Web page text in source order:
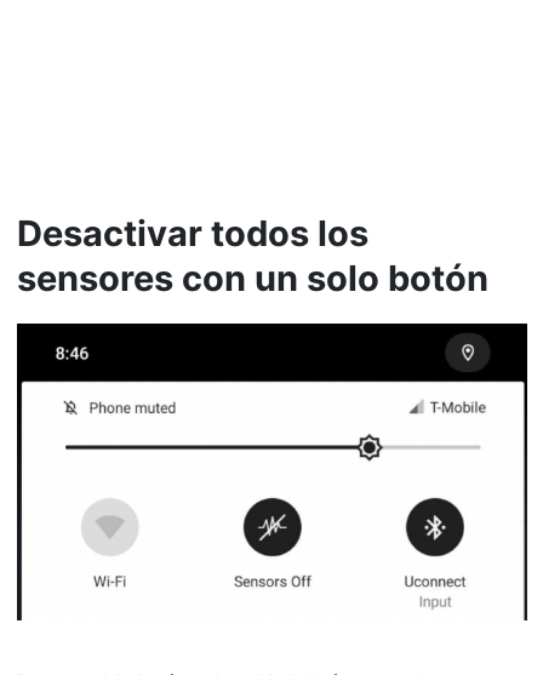
Desactivar todos los
sensores con un solo botón